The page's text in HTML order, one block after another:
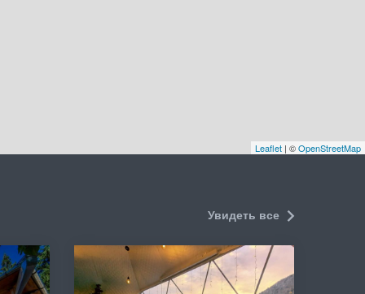
Leaflet | ©OpenStreetMap
Увидеть все